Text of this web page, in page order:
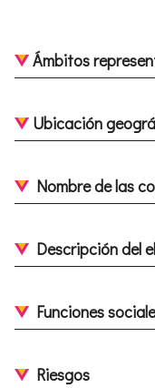
Ámbitos
Ubicación
Nombre de las
Descripción del
Funciones
Riesgos